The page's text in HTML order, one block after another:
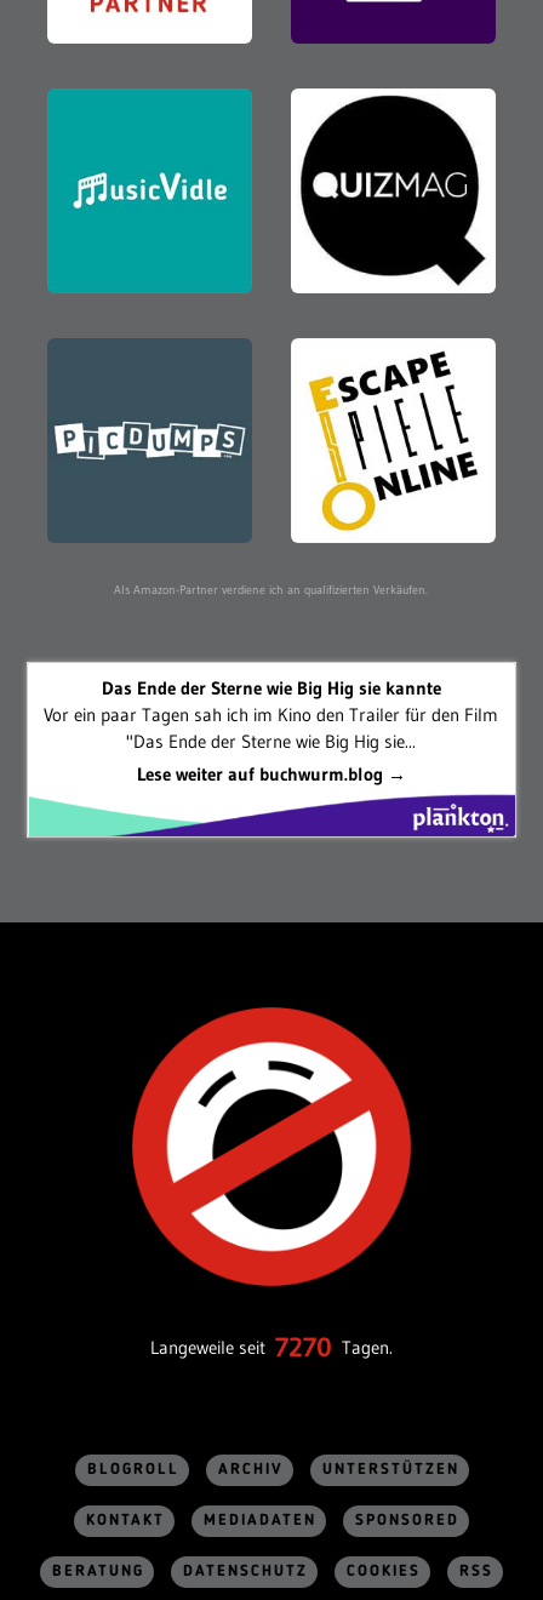
Als Amazon-Partner verdiene ich an qualifizierten Verkäufen.
Das Ende der Sterne wie Big Hig sie kannte
Vor ein paar Tagen sah ich im Kino den Trailer für den Film
"Das Ende der Sterne wie Big Hig sie...
Lese weiter auf buchwurm.blog →
Langeweile seit 7270 Tagen.
BLOGROLL ARCHIV UNTERSTÜTZEN
KONTAKT MEDIADATEN SPONSORED
BERATUNG DATENSCHUTZ COOKIES RSS